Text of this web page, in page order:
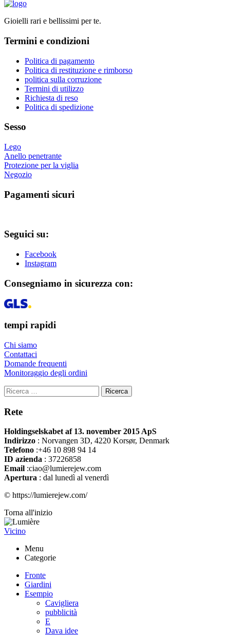
del
varianti.
opzioni
essere
scelte
nella
pagina
del
prodotto
Gioielli rari e bellissimi per te.
Termini e condizioni
Politica di pagamento
Politica di restituzione e rimborso
politica sulla corruzione
Termini di utilizzo
Richiesta di reso
Politica di spedizione
Sesso
Lego
Anello penetrante
Protezione per la viglia
Negozio
Pagamenti sicuri
Seguici su:
Facebook
Instagram
Consegniamo in sicurezza con:
tempi rapidi
Chi siamo
Contattaci
Domande frequenti
Monitoraggio degli ordini
Ricerca
Rete
Holdingselskabet af 13. november 2015 ApS
Indirizzo : Norvangen 3D, 4220 Korsør, Denmark
Telefono :+46 10 898 94 14
ID azienda : 37226858
Email :ciao@lumierejew.com
Apertura : dal lunedì al venerdì
© https://lumierejew.com/
Torna all'inizio
Vicino
Menu
Categorie
Fronte
Giardini
Esempio
Cavigliera
pubblicità
E
Dava idee